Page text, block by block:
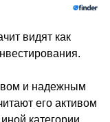
видят как
и надежным
его активом